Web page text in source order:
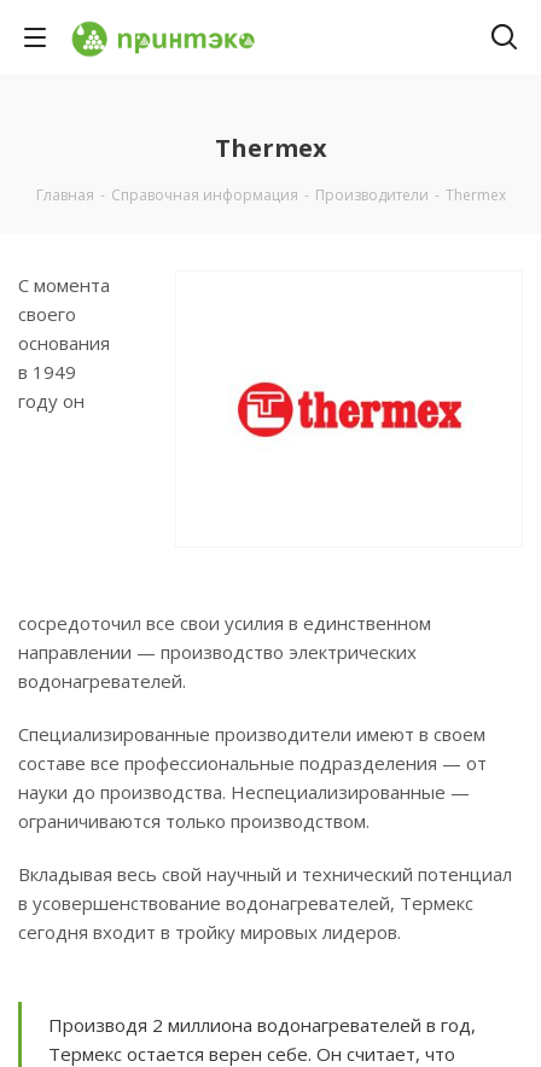
Thermex
Главная - Справочная информация - Производители - Thermex
С момента
своего
основания
в 1949
году он
сосредоточил все свои усилия в единственном
направлении — производство электрических
водонагревателей.
Специализированные производители имеют в своем
составе все профессиональные подразделения — от
науки до производства. Неспециализированные —
ограничиваются только производством.
Вкладывая весь свой научный и технический потенциал
в усовершенствование водонагревателей, Термекс
сегодня входит в тройку мировых лидеров.
Производя 2 миллиона водонагревателей в год,
Термекс остается верен себе. Он считает, что